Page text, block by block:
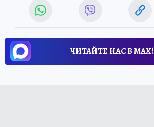
ЧИТАЙТЕ НАС В МАХ!